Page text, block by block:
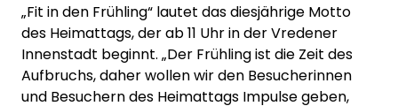
„Fit in den Frühling“ lautet das diesjährige Motto
des Heimattags, der ab 11 Uhr in der Vredener
Innenstadt beginnt. „Der Frühling ist die Zeit des
Aufbruchs, daher wollen wir den Besucherinnen
und Besuchern des Heimattags Impulse geben,